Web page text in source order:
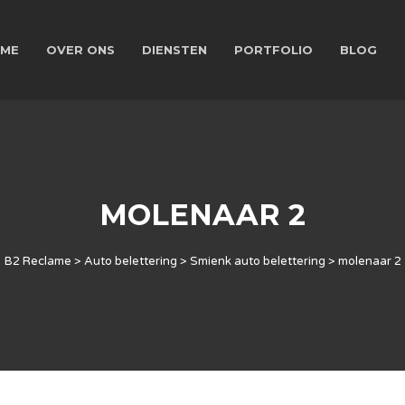
OVER ONS DIENSTEN PORTFOLIO BLOG
MOLENAAR 2
B2 Reclame > Auto belettering > Smienk auto belettering > molenaar 2